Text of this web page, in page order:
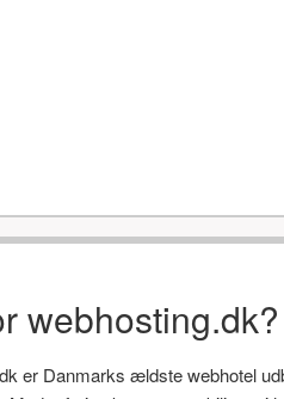
webhosting.dk?
er Danmarks ældste webhotel